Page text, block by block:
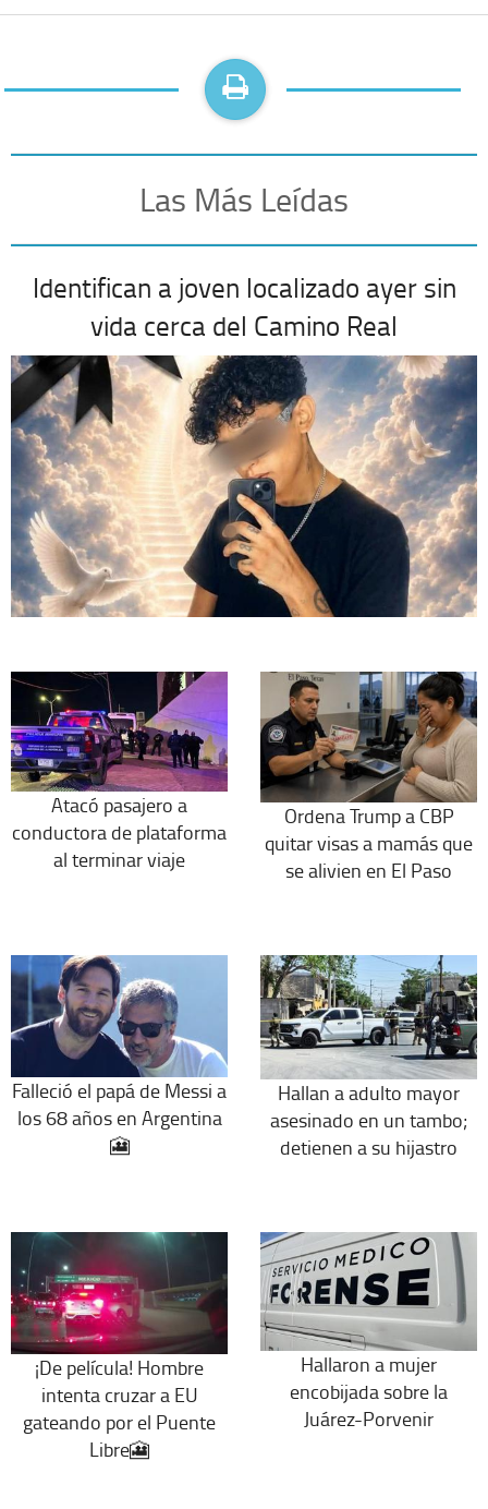
Las Más Leídas
Identifican a joven localizado ayer sin
vida cerca del Camino Real
Atacó pasajero a
conductora de plataforma
al terminar viaje
Ordena Trump a CBP
quitar visas a mamás que
se alivien en El Paso
Falleció el papá de Messi a
los 68 años en Argentina
🎦
Hallan a adulto mayor
asesinado en un tambo;
detienen a su hijastro
¡De película! Hombre
intenta cruzar a EU
gateando por el Puente
Libre🎦
Hallaron a mujer
encobijada sobre la
Juárez-Porvenir